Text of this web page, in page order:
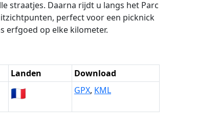
straatjes. Daarna rijdt u langs het Parc
perfect voor een picknick
erfgoed op elke kilometer.
Landen
Download
🇫🇷 GPX, KML